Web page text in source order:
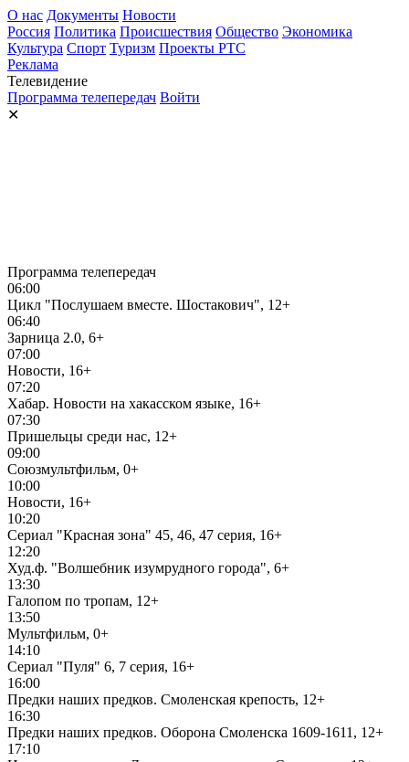
О нас Документы Новости
Россия Политика Происшествия Общество Экономика
Культура Спорт Туризм Проекты РТС
Реклама
Телевидение
Программа телепередач Войти
✕
Программа телепередач
06:00
Цикл "Послушаем вместе. Шостакович", 12+
06:40
Зарница 2.0, 6+
07:00
Новости, 16+
07:20
Хабар. Новости на хакасском языке, 16+
07:30
Пришельцы среди нас, 12+
09:00
Союзмультфильм, 0+
10:00
Новости, 16+
10:20
Сериал "Красная зона" 45, 46, 47 серия, 16+
12:20
Худ.ф. "Волшебник изумрудного города", 6+
13:30
Галопом по тропам, 12+
13:50
Мультфильм, 0+
14:10
Сериал "Пуля" 6, 7 серия, 16+
16:00
Предки наших предков. Смоленская крепость, 12+
16:30
Предки наших предков. Оборона Смоленска 1609-1611, 12+
17:10